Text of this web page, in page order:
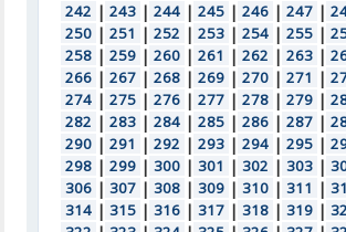
242 | 243 | 244 | 245 | 246 | 247 |
250 | 251 | 252 | 253 | 254 | 255 |
258 | 259 | 260 | 261 | 262 | 263 |
266 | 267 | 268 | 269 | 270 | 271 |
274 | 275 | 276 | 277 | 278 | 279 |
282 | 283 | 284 | 285 | 286 | 287 |
290 | 291 | 292 | 293 | 294 | 295 |
298 | 299 | 300 | 301 | 302 | 303 |
306 | 307 | 308 | 309 | 310 | 311 |
314 | 315 | 316 | 317 | 318 | 319 |